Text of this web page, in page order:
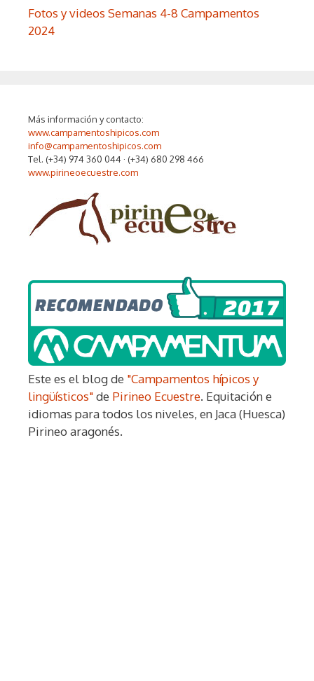
Fotos y videos Semanas 4-8 Campamentos
2024
Más información y contacto:
www.campamentoshipicos.com
info@campamentoshipicos.com
Tel. (+34) 974 360 044 · (+34) 680 298 466
www.pirineoecuestre.com
Este es el blog de "Campamentos hípicos y
lingüísticos"de Pirineo Ecuestre. Equitación e
idiomas para todos los niveles, en Jaca (Huesca)
Pirineo aragonés.